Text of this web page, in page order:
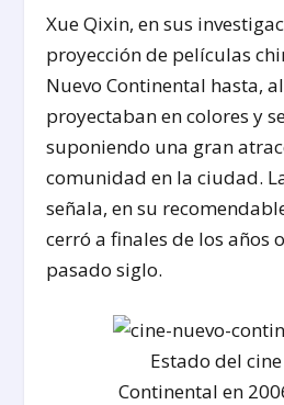
Xue Qixin, en sus
proyección de películas
Nuevo Continental hasta,
proyectaban en colores y
suponiendo una gran
comunidad en la ciudad.
señala, en su
cerró a finales de los años
pasado siglo.
Estado del
Continental en